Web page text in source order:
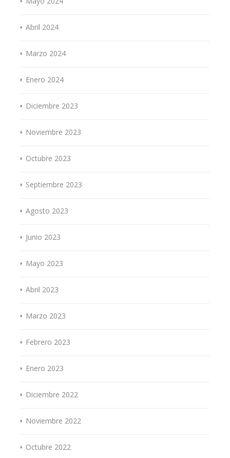
Abril 2024
Marzo 2024
Enero 2024
Diciembre 2023
Noviembre 2023
Octubre 2023
Septiembre 2023
Agosto 2023
Junio 2023
Mayo 2023
Abril 2023
Marzo 2023
Febrero 2023
Enero 2023
Diciembre 2022
Noviembre 2022
Octubre 2022